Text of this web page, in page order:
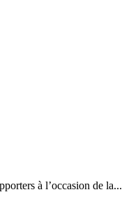
à l’occasion de la...